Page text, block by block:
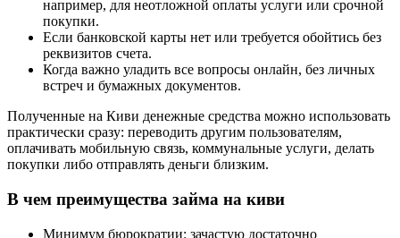
например, для неотложной оплаты услуги или срочной
покупки.
Если банковской карты нет или требуется обойтись без
реквизитов счета.
Когда важно уладить все вопросы онлайн, без личных
встреч и бумажных документов.
Полученные на Киви денежные средства можно использовать
практически сразу: переводить другим пользователям,
оплачивать мобильную связь, коммунальные услуги, делать
покупки либо отправлять деньги близким.
В чем преимущества займа на киви
Минимум бюрократии: зачастую достаточно